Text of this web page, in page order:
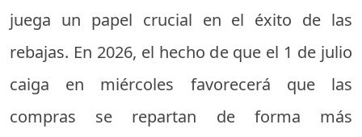
juega un papel crucial en el éxito de las
rebajas. En 2026, el hecho de que el 1 de julio
caiga en miércoles favorecerá que las
compras se repartan de forma más